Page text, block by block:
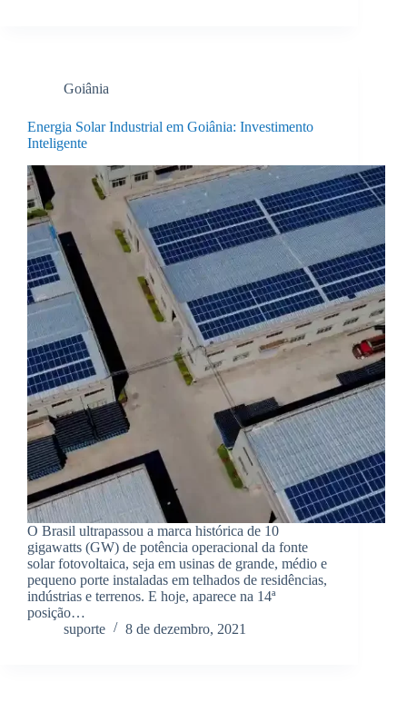
Goiânia
Energia Solar Industrial em Goiânia: Investimento
Inteligente
O Brasil ultrapassou a marca histórica de 10
gigawatts (GW) de potência operacional da fonte
solar fotovoltaica, seja em usinas de grande, médio e
pequeno porte instaladas em telhados de residências,
indústrias e terrenos. E hoje, aparece na 14ª
posição…
suporte
8 de dezembro, 2021